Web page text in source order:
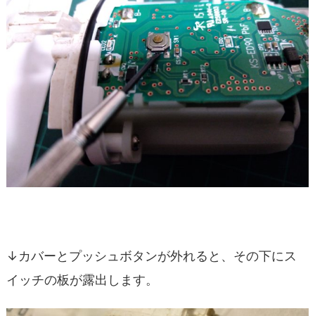
↓カバーとプッシュボタンが外れると、その下にス
イッチの板が露出します。